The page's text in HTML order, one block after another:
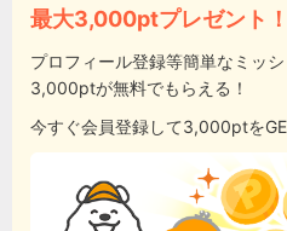
最大3,000ptプレゼント！
プロフィール登録等簡単なミッ
3,000ptが無料でもらえる！
今すぐ会員登録して3,000ptを